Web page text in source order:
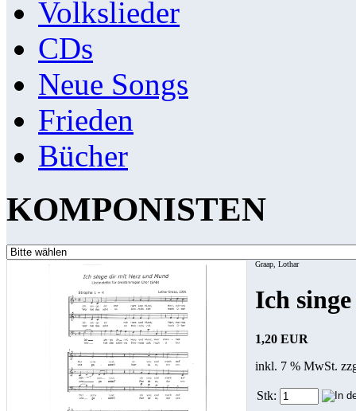
Volkslieder
CDs
Neue Songs
Frieden
Bücher
KOMPONISTEN
Graap, Lothar
Ich
1,20 EUR
inkl. 7 % MwSt.
Stk: